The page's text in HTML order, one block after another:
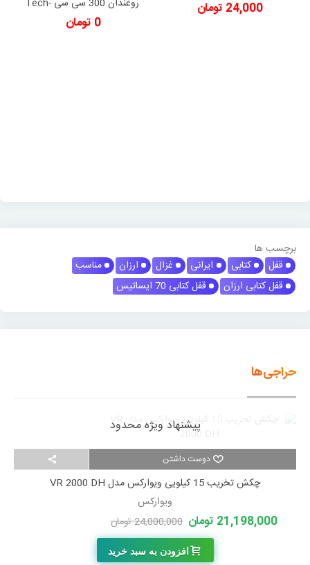
24,000 تومان
Tul 0 تومان
برچسب ها
قفل
کتابی ایرانی غزال ارزان
مناسب
قفل کتابی ارزان
قفل کتابی 70 ایساتیس
حراجی‌ها
دوست داشتن
پیشنهاد ویژه محدود
چکش تخریب 15 کیلویی ویوارکس مدل VR 2000 DH
ویوارکس
21,198,000 تومان 24,000,000 تومان
افزودن به سبد خرید